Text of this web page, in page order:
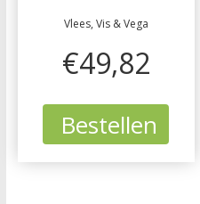
Vlees, Vis & Vega
€49,82
Bestellen